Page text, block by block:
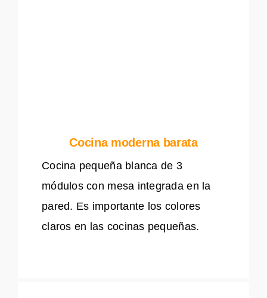
Cocina moderna barata
Cocina pequeña blanca de 3
módulos con mesa integrada en la
pared. Es importante los colores
claros en las cocinas pequeñas.